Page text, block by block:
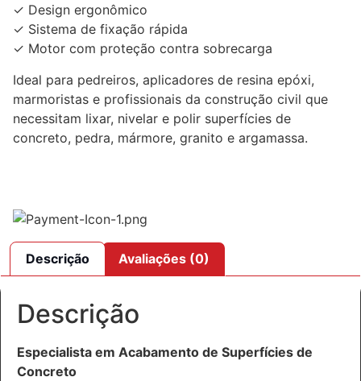
✓ Design ergonômico
✓ Sistema de fixação rápida
✓ Motor com proteção contra sobrecarga
Ideal para pedreiros, aplicadores de resina epóxi,
marmoristas e profissionais da construção civil que
necessitam lixar, nivelar e polir superfícies de
concreto, pedra, mármore, granito e argamassa.
Descrição Avaliações (0)
Descrição
Especialista em Acabamento de Superfícies de
Concreto